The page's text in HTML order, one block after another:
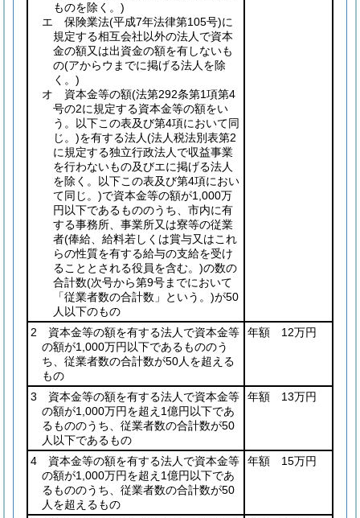
ものを除く。)
エ 保険業法(平成7年法律第105号)に
規定する相互会社以外の法人で資本
金の額又は出資金の額を有しないも
の(アからウまでに掲げる法人を除
く。)
オ 資本金等の額(法第292条第1項第4
号の2に規定する資本金等の額をい
う。以下この表及び第4項において同
じ。)を有する法人(法人税法別表第2
に規定する独立行政法人で収益事業
を行わないもの及びエに掲げる法人
を除く。以下この表及び第4項におい
て同じ。)で資本金等の額が1,000万
円以下であるもののうち、市内に有
する事務所、事業所又は寮等の従業
者(俸給、給料若しくは賞与又はこれ
らの性質を有する給与の支給を受け
ることとされる役員を含む。)の数の
合計数(次号から第9号までにおいて
「従業者数の合計数」という。)が50
人以下のもの
2 資本金等の額を有する法人で資本金等
の額が1,000万円以下であるもののう
ち、従業者数の合計数が50人を超える
もの
年額 12万円
3 資本金等の額を有する法人で資本金等
の額が1,000万円を超え1億円以下であ
るもののうち、従業者数の合計数が50
人以下であるもの
年額 13万円
4 資本金等の額を有する法人で資本金等
の額が1,000万円を超え1億円以下であ
るもののうち、従業者数の合計数が50
人を超えるもの
年額 15万円